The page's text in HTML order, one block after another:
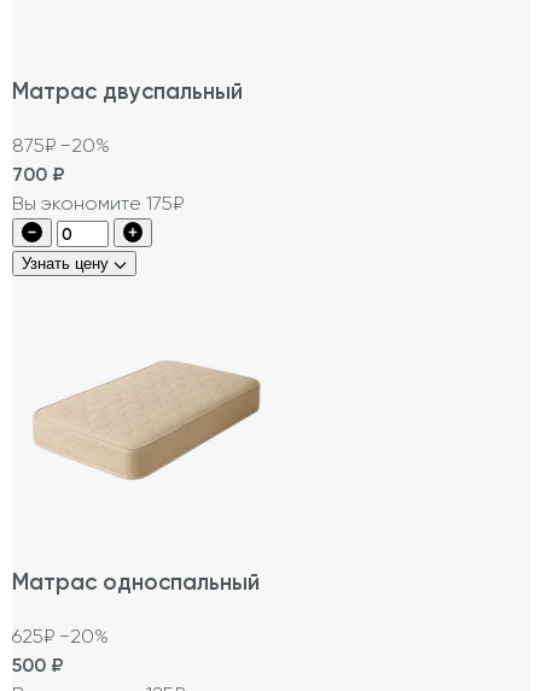
Матрас двуспальный
875₽ −20%
700 ₽
Вы экономите 175₽
Узнать цену
Матрас односпальный
625₽ −20%
500 ₽